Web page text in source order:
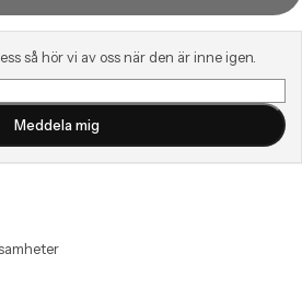
så hör vi av oss när den är inne igen.
Meddela mig